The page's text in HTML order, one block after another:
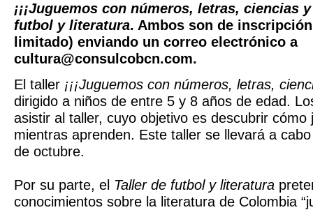
¡¡¡Juguemos con números, letras, ciencias
futbol y literatura. Ambos son de
limitado) enviando un correo electrónico a
cultura@consulcobcn.com.
El taller ¡¡¡Juguemos con números, letras,
dirigido a niños de entre 5 y 8 años de edad.
asistir al taller, cuyo objetivo es descubrir cómo
mientras aprenden. Este taller se llevará a
de octubre.
Por su parte, el Taller de futbol y literatura
conocimientos sobre la literatura de Colombia